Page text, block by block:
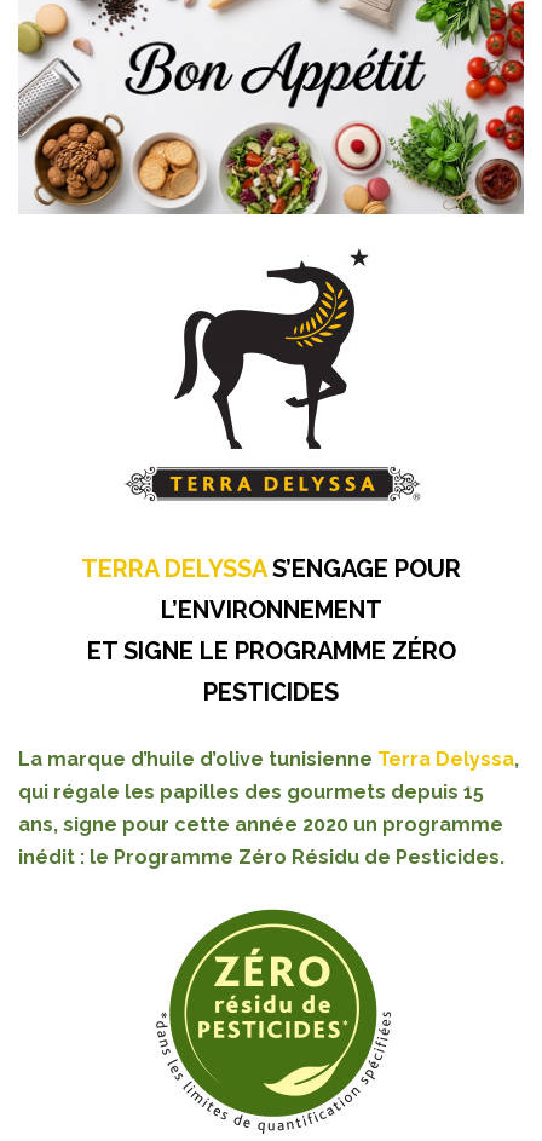
TERRA DELYSSAS’ENGAGE POUR
L’ENVIRONNEMENT
ET SIGNE LE PROGRAMME ZÉRO
PESTICIDES
La marque d’huile d’olive tunisienne Terra Delyssa,
qui régale les papilles des gourmets depuis 15
ans, signe pour cette année 2020 un programme
inédit : le Programme Zéro Résidu de Pesticides.